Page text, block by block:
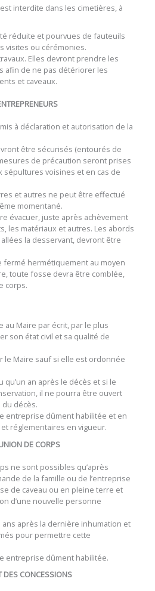
interdite dans les cimetières, à
réduite et pourvues de fauteuils
visites ou cérémonies.
Elles devront prendre les
afin de ne pas détériorer les
et caveaux.
à déclaration et autorisation de la
être sécurisés (entourés de
de précaution seront prises
sépultures voisines et en cas de
et autres ne peut être effectué
momentané.
évacuer, juste après achèvement
les matériaux et autres. Les abords
la desservant, devront être
fermé hermétiquement au moyen
toute fosse devra être comblée,
corps.
Maire par écrit, par le plus
son état civil et sa qualité de
le Maire sauf si elle est ordonnée
qu’un an après le décès et si le
il ne pourra être ouvert
décès.
entreprise dûment habilitée et en
réglementaires en vigueur.
DE CORPS
ne sont possibles qu’après
de la famille ou de l’entreprise
de caveau ou en pleine terre et
d’une nouvelle personne
après la dernière inhumation et
pour permettre cette
entreprise dûment habilitée.
DES CONCESSIONS